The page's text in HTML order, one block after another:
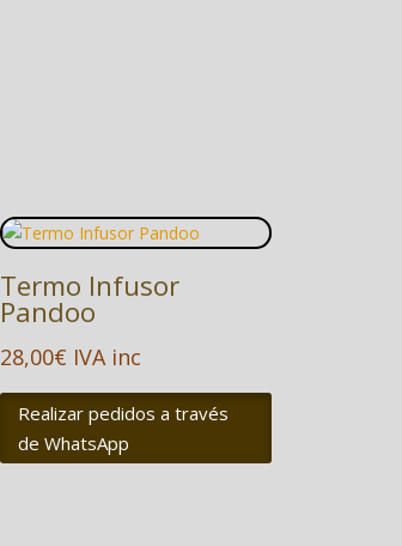
Termo Infusor
Pandoo
28,00€ IVA inc
Realizar pedidos a través
de WhatsApp